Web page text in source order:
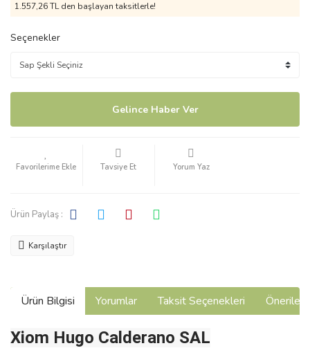
1.557,26 TL den başlayan taksitlerle!
Seçenekler
Gelince Haber Ver
Tavsiye Et Yorum Yaz
Ürün Paylaş :
Karşılaştır
Ürün Bilgisi Yorumlar Taksit Seçenekleri
Xiom Hugo Calderano SAL